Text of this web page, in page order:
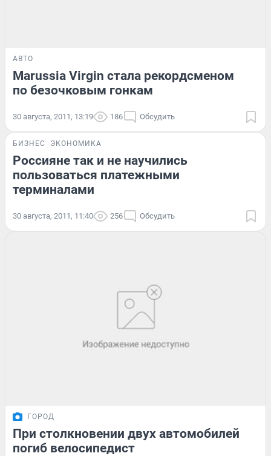
АВТО
Marussia Virgin стала рекордсменом
по безочковым гонкам
30 августа, 2011, 13:19 186 Обсудить
БИЗНЕС ЭКОНОМИКА
Россияне так и не научились
пользоваться платежными
терминалами
30 августа, 2011, 11:40 256 Обсудить
ГОРОД
При столкновении двух автомобилей
погиб велосипедист